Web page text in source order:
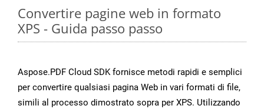
Convertire pagine web in formato
XPS - Guida passo passo
Aspose.PDF Cloud SDK fornisce metodi rapidi e semplici
per convertire qualsiasi pagina Web in vari formati di file,
simili al processo dimostrato sopra per XPS. Utilizzando